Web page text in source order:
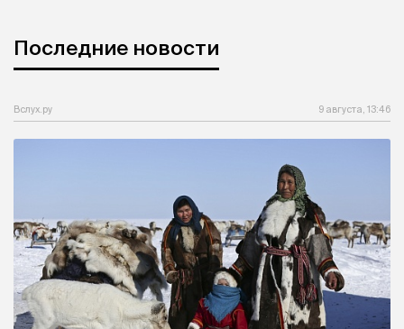
Последние новости
Вслух.ру 9 августа, 13:46